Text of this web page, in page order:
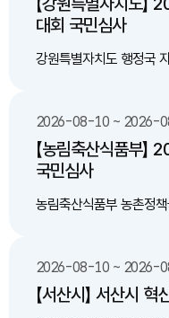
대회 국민심사
강원특별자치도 행정국
2026-08-10 ~ 2026-
【농림축산식품부
국민심사
농림축산식품부 농촌정
2026-08-10 ~ 2026-
【서산시】 서산시